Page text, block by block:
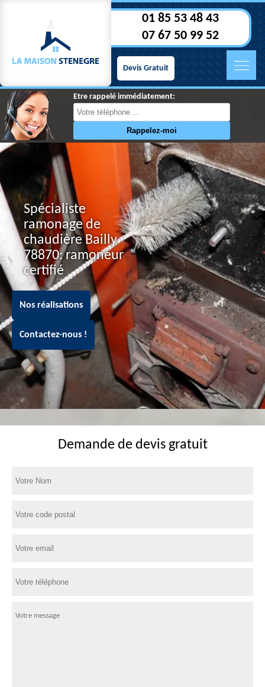
01 85 53 48 43
07 67 50 99 52
Devis Gratuit
Etre rappelé immédiatement:
Spécialiste
ramonage de
chaudière Bailly
78870: ramoneur
certifié
Nos réalisations
Contactez-nous !
Demande de devis gratuit